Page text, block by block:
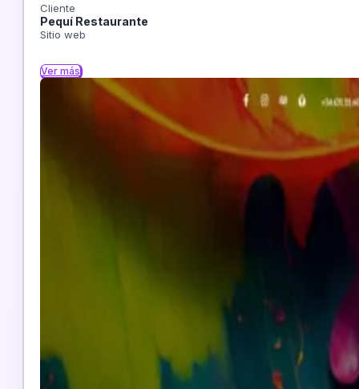
Cliente
Pequí Restaurante
Sitio web
Ver más